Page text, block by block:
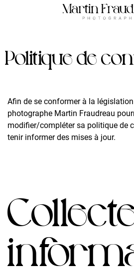
Politique de
Afin de se conformer à la
photographe Martin Fraudreau
modifier/compléter sa politique de
tenir informer des mises à jour.